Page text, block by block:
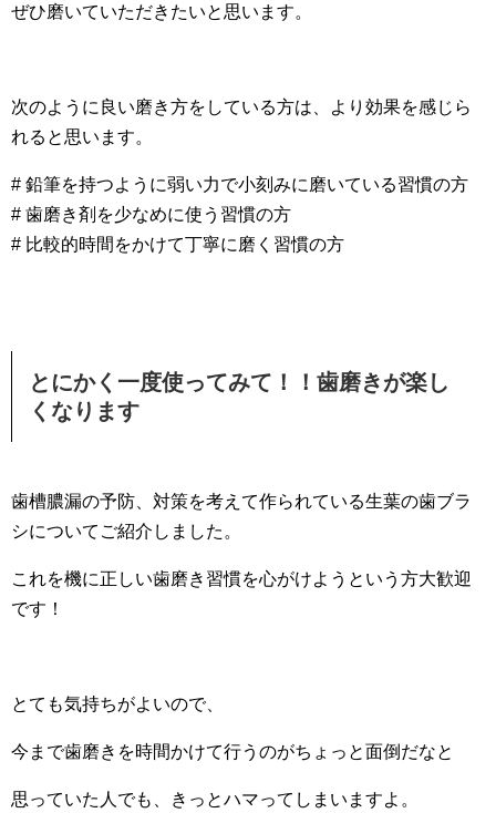
ぜひ磨いていただきたいと思います。
次のように良い磨き方をしている方は、より効果を感じら
れると思います。
# 鉛筆を持つように弱い力で小刻みに磨いている習慣の方
# 歯磨き剤を少なめに使う習慣の方
# 比較的時間をかけて丁寧に磨く習慣の方
とにかく一度使ってみて！！歯磨きが楽し
くなります
歯槽膿漏の予防、対策を考えて作られている生葉の歯ブラ
シについてご紹介しました。
これを機に正しい歯磨き習慣を心がけようという方大歓迎
です！
とても気持ちがよいので、
今まで歯磨きを時間かけて行うのがちょっと面倒だなと
思っていた人でも、きっとハマってしまいますよ。